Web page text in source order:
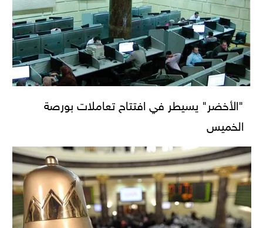
"الأخضر" يسيطر في افتتاح تعاملات بورصة
الخميس